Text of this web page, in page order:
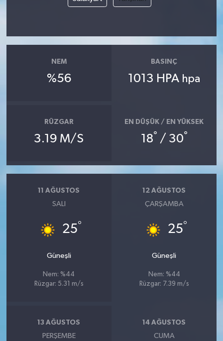
NEM
%56
BASINÇ
1013 HPA hpa
RÜZGAR
3.19 M/S
EN DÜŞÜK / EN YÜKSEK
18° / 30°
11 AĞUSTOS
SALI
25°
Güneşli
Nem: %44
Rüzgar: 5.31 m/s
12 AĞUSTOS
ÇARŞAMBA
25°
Güneşli
Nem: %44
Rüzgar: 7.39 m/s
13 AĞUSTOS
PERŞEMBE
14 AĞUSTOS
CUMA